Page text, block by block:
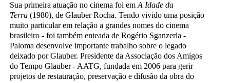
Sua primeira atuação no cinema foi em A Idade da
Terra (1980), de Glauber Rocha. Tendo vivido uma posição
muito particular em relação a grandes nomes do cinema
brasileiro - foi também enteada de Rogério Sganzerla -
Paloma desenvolve importante trabalho sobre o legado
deixado por Glauber. Presidente da Associação dos Amigos
do Tempo Glauber - AATG, fundada em 2006 para gerir
projetos de restauração, preservação e difusão da obra do